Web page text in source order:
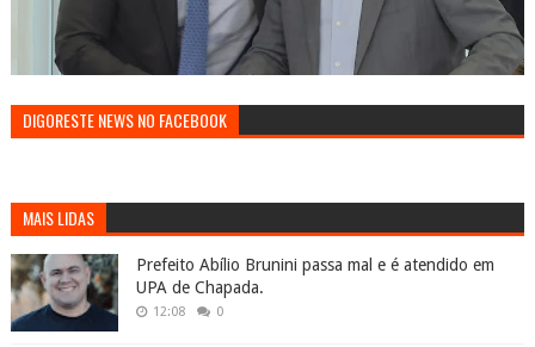
DIGORESTE NEWS NO FACEBOOK
MAIS LIDAS
Prefeito Abílio Brunini passa mal e é atendido em
UPA de Chapada.
12:08 0